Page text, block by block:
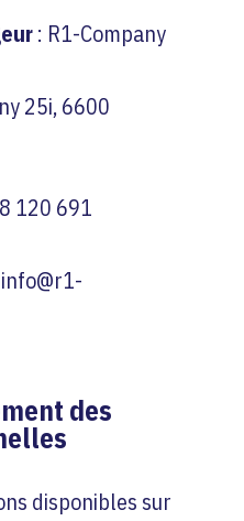
: R1-Company
25i, 6600
120 691
des
disponibles sur